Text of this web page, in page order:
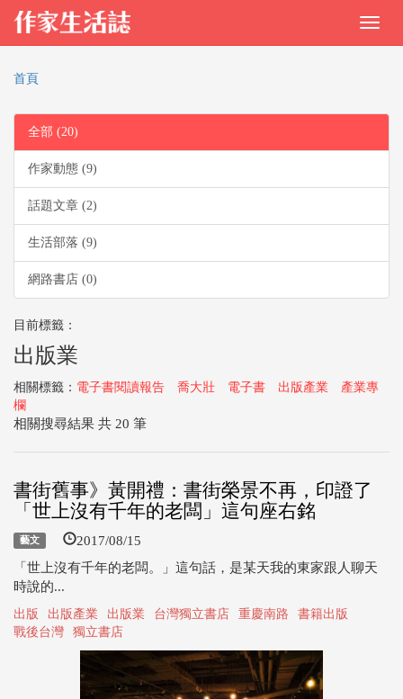
首頁
全部 (20)
作家動態 (9)
話題文章 (2)
生活部落 (9)
網路書店 (0)
目前標籤：
出版業
相關標籤： 電子書閱讀報告 喬大壯 電子書 出版產業
產業專
欄
相關搜尋結果 共 20 筆
書街舊事》黃開禮：書街榮景不再，印證了
「世上沒有千年的老闆」這句座右銘
藝文 2017/08/15
「世上沒有千年的老闆。」這句話，是某天我的東家跟人聊天
時說的...
出版 出版產業 出版業 台灣獨立書店 重慶南路
書籍出版
戰後台灣
獨立書店